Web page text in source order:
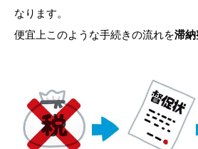
なります。
便宜上このような手続きの流れを滞